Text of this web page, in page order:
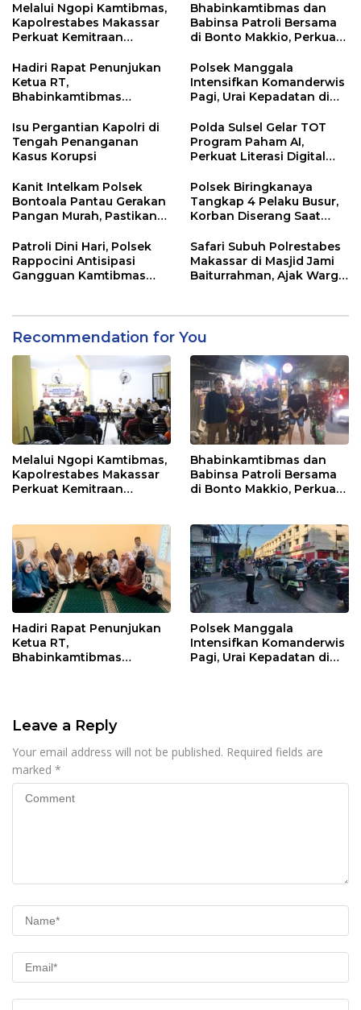
Melalui Ngopi Kamtibmas,
Kapolrestabes Makassar
Perkuat Kemitraan
Bhabinkamtibmas dan
Babinsa Patroli Bersama
di Bonto Makkio, Perkuat
Hadiri Rapat Penunjukan
Ketua RT,
Bhabinkamtibmas
Pentingnya Sinergi
dengan Warga
Polsek Manggala
Intensifkan Komanderwis
Pagi, Urai Kepadatan di
Isu Pergantian Kapolri di
Tengah Penanganan
Kasus Korupsi
Polda Sulsel Gelar TOT
Program Paham AI,
Perkuat Literasi Digital
Kanit Intelkam Polsek
Bontoala Pantau Gerakan
Pangan Murah, Pastikan
dan Tertib
Polsek Biringkanaya
Tangkap 4 Pelaku Busur,
Korban Diserang Saat
Patroli Dini Hari, Polsek
Rappocini Antisipasi
Gangguan Kamtibmas
Safari Subuh Polrestabes
Makassar di Masjid Jami
Baiturrahman, Ajak Warga
Recommendation for You
Melalui Ngopi Kamtibmas,
Kapolrestabes Makassar
Perkuat Kemitraan
Bhabinkamtibmas dan
Babinsa Patroli Bersama
di Bonto Makkio, Perkuat
Hadiri Rapat Penunjukan
Ketua RT,
Bhabinkamtibmas
Polsek Manggala
Intensifkan Komanderwis
Pagi, Urai Kepadatan di
Leave a Reply
Your email address will not be published. Required fields are
marked *